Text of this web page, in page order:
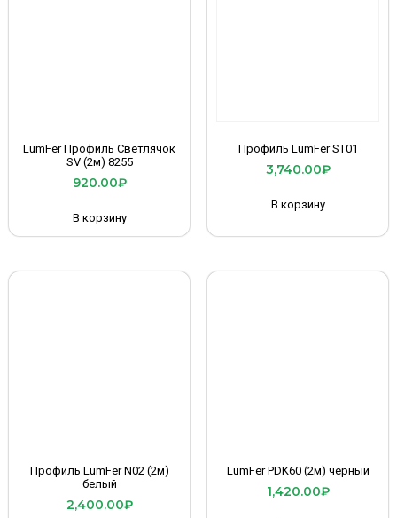
LumFer Профиль Светлячок
SV (2м) 8255
920.00₽
В корзину
Профиль LumFer ST01
3,740.00₽
В корзину
Профиль LumFer N02 (2м)
белый
2,400.00₽
LumFer PDK60 (2м) черный
1,420.00₽